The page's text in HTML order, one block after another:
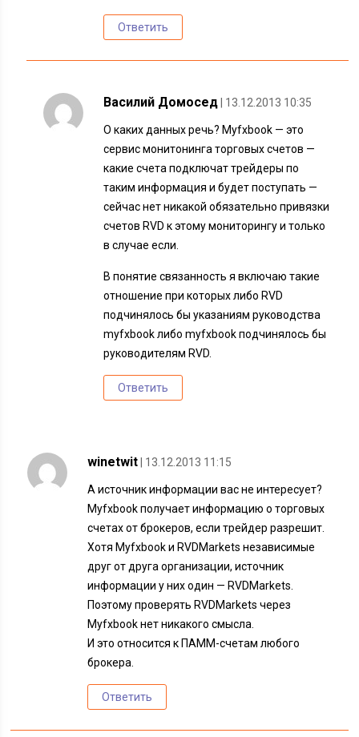
Ответить
Василий Домосед | 13.12.2013 10:35
О каких данных речь? Myfxbook — это
сервис монитонинга торговых счетов —
какие счета подключат трейдеры по
таким информация и будет поступать —
сейчас нет никакой обязательно привязки
счетов RVD к этому мониторингу и только
в случае если.
В понятие связанность я включаю такие
отношение при которых либо RVD
подчинялось бы указаниям руководства
myfxbook либо myfxbook подчинялось бы
руководителям RVD.
Ответить
winetwit | 13.12.2013 11:15
А источник информации вас не интересует?
Myfxbook получает информацию о торговых
счетах от брокеров, если трейдер разрешит.
Хотя Myfxbook и RVDMarkets независимые
друг от друга организации, источник
информации у них один — RVDMarkets.
Поэтому проверять RVDMarkets через
Myfxbook нет никакого смысла.
И это относится к ПАММ-счетам любого
брокера.
Ответить